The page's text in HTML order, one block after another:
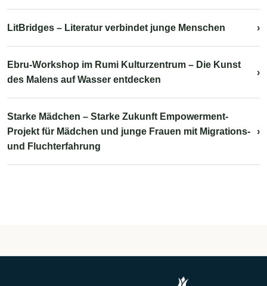
LitBridges – Literatur verbindet junge Menschen ›
Ebru-Workshop im Rumi Kulturzentrum – Die Kunst
des Malens auf Wasser entdecken
›
Starke Mädchen – Starke Zukunft Empowerment-
Projekt für Mädchen und junge Frauen mit Migrations-
und Fluchterfahrung
›